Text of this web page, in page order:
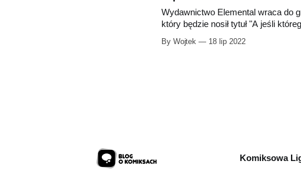
Wydawnictwo Elemental wraca do
który będzie nosił tytuł "A jeśli
kupionych mamy sporo, kilka
By Wojtek 18 lip 2022
Komiksowa